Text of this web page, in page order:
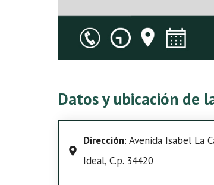
Datos y ubicación de
Dirección: Avenida Isabel La
Ideal, C.p. 34420